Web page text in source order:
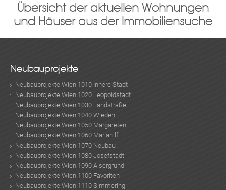
e
n
Übersicht der aktuellen Wohnungen
und Häuser aus der Immobiliensuche
Neubauprojekte
Neubauprojekte Wien 1010 Innere Stadt
Neubauprojekte Wien 1020 Leopoldstadt
Neubauprojekte Wien 1030 Landstraße
Neubauprojekte Wien 1040 Wieden
Neubauprojekte Wien 1050 Margareten
Neubauprojekte Wien 1060 Mariahilf
Neubauprojekte Wien 1070 Neubau
Neubauprojekte Wien 1080 Josefstadt
Neubauprojekte Wien 1090 Alsergrund
Neubauprojekte Wien 1100 Favoriten
Neubauprojekte Wien 1110 Simmering